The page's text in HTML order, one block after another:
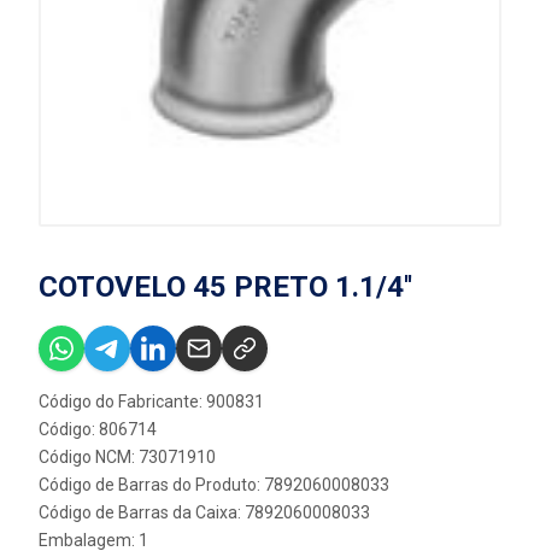
COTOVELO 45 PRETO 1.1/4''
Código do Fabricante: 900831
Código: 806714
Código NCM: 73071910
Código de Barras do Produto: 7892060008033
Código de Barras da Caixa: 7892060008033
Embalagem: 1